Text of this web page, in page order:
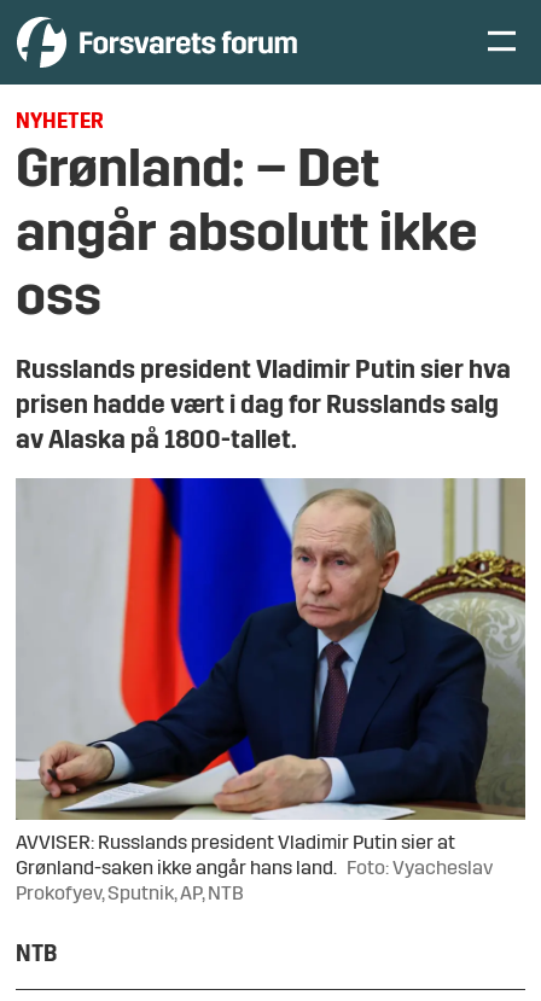
NYHETER
Grønland: – Det
angår absolutt ikke
oss
Russlands president Vladimir Putin sier hva
prisen hadde vært i dag for Russlands salg
av Alaska på 1800-tallet.
AVVISER: Russlands president Vladimir Putin sier at
Grønland-saken ikke angår hans land.
Foto: Vyacheslav
Prokofyev, Sputnik, AP, NTB
NTB